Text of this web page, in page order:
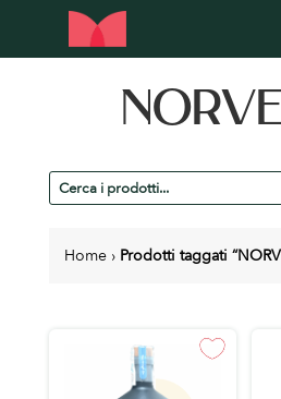
Cerca
prodotti
Home › Prodotti taggati